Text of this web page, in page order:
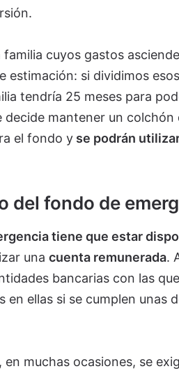
cuyos gastos
estimación: si dividimos
tendría 25 meses para
mantener un colchón
el fondo yse podrán
del fondo de
tiene que estar
una cuenta remunerada.
bancarias con las
ellas si se cumplen unas
muchas ocasiones, se